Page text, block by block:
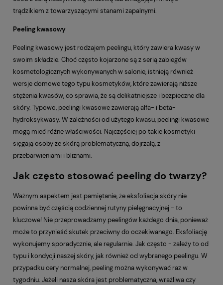
trądzikiem z towarzyszącymi stanami zapalnymi.
Peeling kwasowy
Peeling kwasowy jest rodzajem peelingu, który zawiera kwasy w
swoim składzie. Choć często kojarzone są z serią zabiegów
kosmetologicznych wykonywanych w salonie, istnieją również
wersje domowe tego typu kosmetyków, które zawierają niższe
stężenia kwasów, co sprawia, że są delikatniejsze i bezpieczne dla
skóry. Typowo, peelingi kwasowe zawierają alfa- i beta-
hydroksykwasy. W zależności od użytego kwasu, peelingi kwasowe
mogą mieć różne właściwości. Najczęściej po takie kosmetyki
sięgają osoby ze skórą problematyczną, dojrzałą, z
przebarwieniami i bliznami.
Jak często stosować peeling do twarzy?
Ważnym aspektem jest pamiętanie, że eksfoliacja skóry nie
powinna być częścią codziennej rutyny pielęgnacyjnej - to
kluczowe! Nie przeprowadzamy peelingów każdego dnia, ponieważ
może to przynieść skutek przeciwny do oczekiwanego. Eksfoliację
wykonujemy sporadycznie, ale regularnie. Jak często - zależy to od
typu i kondycji naszej skóry, jak również od wybranego peelingu. W
przypadku cery normalnej, peeling można wykonywać raz w
tygodniu. Jeżeli nasza skóra jest problematyczna, wrażliwa czy